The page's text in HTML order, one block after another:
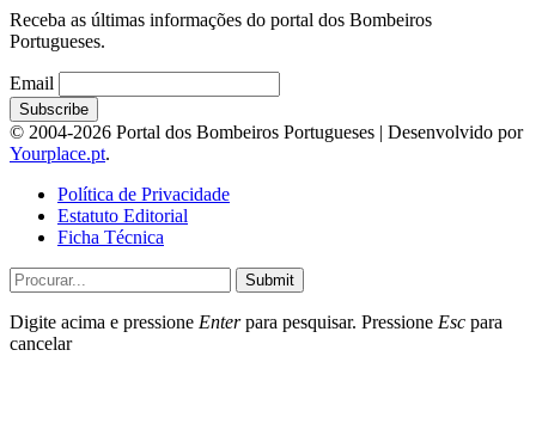
Receba as últimas informações do portal dos Bombeiros
Portugueses.
Email
© 2004-2026 Portal dos Bombeiros Portugueses | Desenvolvido por
Yourplace.pt.
Política de Privacidade
Estatuto Editorial
Ficha Técnica
Submit
Digite acima e pressione Enterpara pesquisar. Pressione Esc para
cancelar